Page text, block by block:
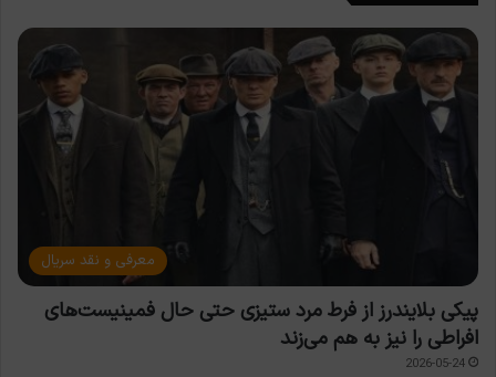
معرفی و نقد سریال
پیکی بلایندرز از فرط مرد ستیزی حتی حال فمینیست‌های
افراطی را نیز به هم می‌زند
2026-05-24